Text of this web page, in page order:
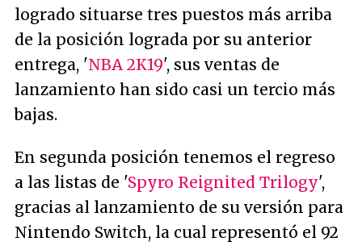
logrado situarse tres puestos más arriba
de la posición lograda por su anterior
entrega, 'NBA 2K19', sus ventas de
lanzamiento han sido casi un tercio más
bajas.
En segunda posición tenemos el regreso
a las listas de 'Spyro Reignited Trilogy',
gracias al lanzamiento de su versión para
Nintendo Switch, la cual representó el 92